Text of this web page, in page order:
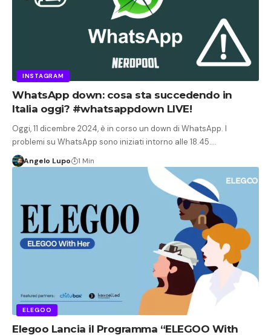
INSTAGRAM
WhatsApp down: cosa sta succedendo in
Italia oggi? #whatsappdown LIVE!
Oggi, 11 dicembre 2024, è in corso un down di WhatsApp. I
problemi su WhatsApp sono iniziati intorno alle 18.45.…
Angelo Lupo 1 Min
ELEGOO
Elegoo Lancia il Programma “ELEGOO With